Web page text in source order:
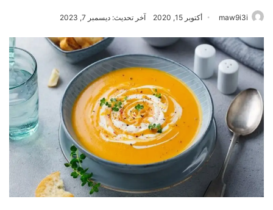
maw9i3i أكتوبر 15, 2020 آخر تحديث: ديسمبر 7, 2023